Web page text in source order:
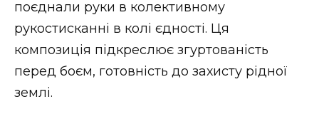
поєднали руки в колективному
рукостисканні в колі єдності. Ця
композиція підкреслює згуртованість
перед боєм, готовність до захисту рідної
землі.